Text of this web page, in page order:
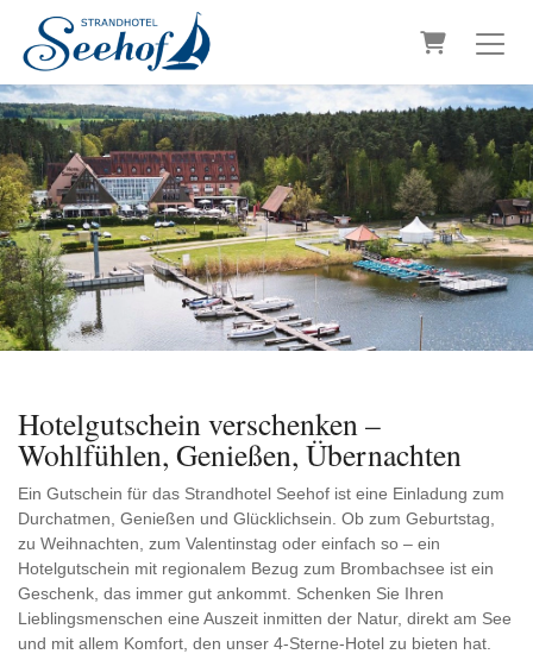
Warenkorb
Hotelgutschein verschenken –
Wohlfühlen, Genießen, Übernachten
Ein Gutschein für das Strandhotel Seehof ist eine Einladung zum
Durchatmen, Genießen und Glücklichsein. Ob zum Geburtstag,
zu Weihnachten, zum Valentinstag oder einfach so – ein
Hotelgutschein mit regionalem Bezug zum Brombachsee ist ein
Geschenk, das immer gut ankommt. Schenken Sie Ihren
Lieblingsmenschen eine Auszeit inmitten der Natur, direkt am See
und mit allem Komfort, den unser 4-Sterne-Hotel zu bieten hat.